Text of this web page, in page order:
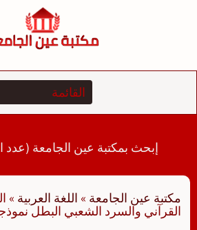
إبحث بمكتبة عين الجامعة (عدد
مكتبة عين الجامعة » اللغة العربية »
القرآني والسرد الشعبي البطل